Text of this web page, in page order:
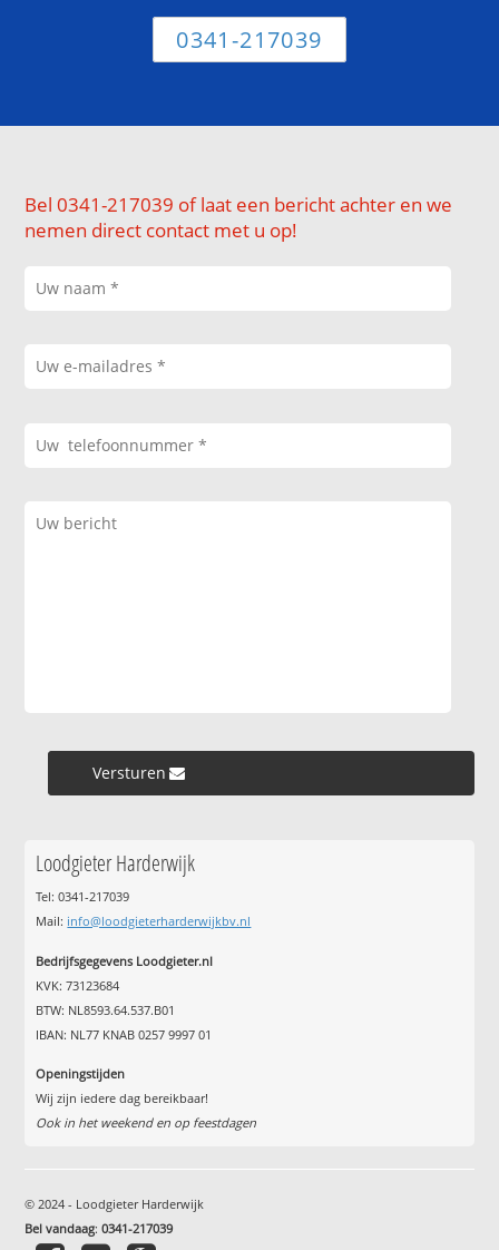
0341-217039
Bel 0341-217039 of laat een bericht achter en we
nemen direct contact met u op!
Versturen »
Loodgieter Harderwijk
Tel: 0341-217039
Mail: info@loodgieterharderwijkbv.nl
Bedrijfsgegevens Loodgieter.nl
KVK: 73123684
BTW: NL8593.64.537.B01
IBAN: NL77 KNAB 0257 9997 01
Openingstijden
Wij zijn iedere dag bereikbaar!
Ook in het weekend en op feestdagen
© 2024 - Loodgieter Harderwijk
Bel vandaag:0341-217039